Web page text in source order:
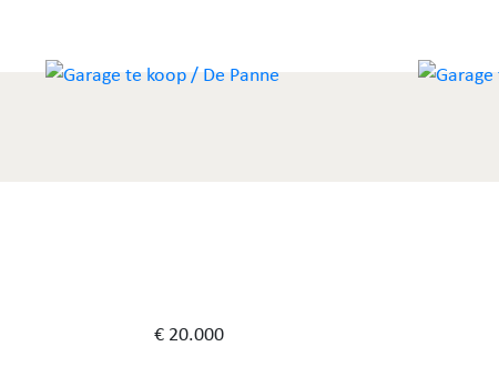
€ 20.000